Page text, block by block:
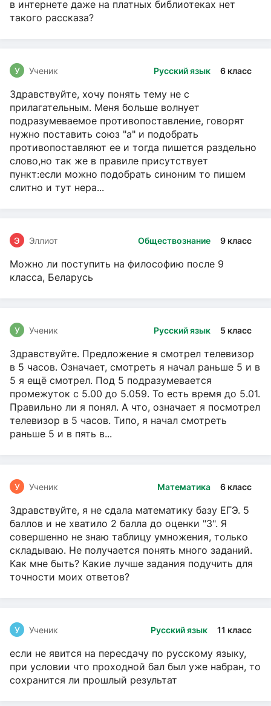
в интернете даже на платных библиотеках нет
такого рассказа?
Русский язык 6 класс
У Ученик
Здравствуйте, хочу понять тему не с
прилагательным. Меня больше волнует
подразумеваемое противопоставление, говорят
нужно поставить союз "а" и подобрать
противопоставляют ее и тогда пишется раздельно
слово,но так же в правиле присутствует
пункт:если можно подобрать синоним то пишем
слитно и тут нера...
Обществознание 9 класс
Э Эллиот
Можно ли поступить на философию после 9
класса, Беларусь
Русский язык 5 класс
У Ученик
Здравствуйте. Предложение я смотрел телевизор
в 5 часов. Означает, смотреть я начал раньше 5 и в
5 я ещё смотрел. Под 5 подразумевается
промежуток с 5.00 до 5.059. То есть время до 5.01.
Правильно ли я понял. А что, означает я посмотрел
телевизор в 5 часов. Типо, я начал смотреть
раньше 5 и в пять в...
Математика 6 класс
У Ученик
Здравствуйте, я не сдала математику базу ЕГЭ. 5
баллов и не хватило 2 балла до оценки "3". Я
совершенно не знаю таблицу умножения, только
складываю. Не получается понять много заданий.
Как мне быть? Какие лучше задания подучить для
точности моих ответов?
Русский язык 11 класс
У Ученик
если не явится на пересдачу по русскому языку,
при условии что проходной бал был уже набран, то
сохранится ли прошлый результат